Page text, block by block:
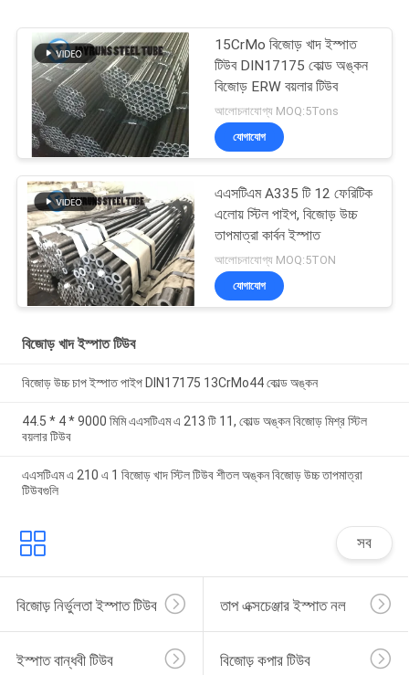
15CrMo বিজোড় খাদ ইস্পাত
টিউব DIN17175 কোল্ড অঙ্কন
বিজোড় ERW বয়লার টিউব
আলোচনাযোগ্য MOQ:5Tons
যোগাযোগ
এএসটিএম A335 টি 12 ফেরিটিক
এলোয় স্টিল পাইপ, বিজোড় উচ্চ
তাপমাত্রা কার্বন ইস্পাত
আলোচনাযোগ্য MOQ:5TON
যোগাযোগ
বিজোড় খাদ ইস্পাত টিউব
বিজোড় উচ্চ চাপ ইস্পাত পাইপ DIN17175 13CrMo44 কোল্ড অঙ্কন
44.5 * 4 * 9000 মিমি এএসটিএম এ 213 টি 11, কোল্ড অঙ্কন বিজোড় মিশ্র স্টিল
বয়লার টিউব
এএসটিএম এ 210 এ 1 বিজোড় খাদ স্টিল টিউব শীতল অঙ্কন বিজোড় উচ্চ তাপমাত্রা
টিউবগুলি
সব
বিজোড় নির্ভুলতা ইস্পাত টিউব তাপ এক্সচেঞ্জার ইস্পাত নল
ইস্পাত বান্ধবী টিউব বিজোড় কপার টিউব